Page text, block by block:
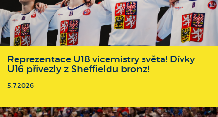
Reprezentace U18 vicemistry světa! Dívky
U16 přivezly z Sheffieldu bronz!
5.7.2026